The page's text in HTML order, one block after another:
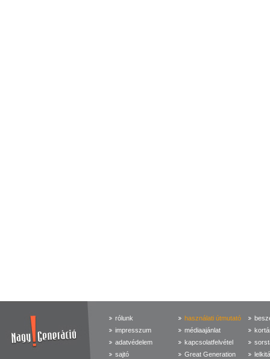
rólunk
impresszum
adatvédelem
sajtó
használati útmutató
médiaajánlat
kapcsolatfelvétel
Great Generation